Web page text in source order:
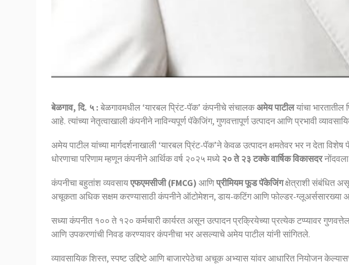
बेळगाव, दि. ५ :बेळगावमधील ‘यारबल प्रिंट-पॅक’ कंपनीचे संचालकअमेय पाटीलयांचा
आहे. त्यांच्या नेतृत्वाखाली कंपनीने नाविन्यपूर्ण पॅकेजिंग, गुणवत्तापूर्ण उत्पादन आणि प्रभावी
अमेय पाटील यांच्या मार्गदर्शनाखाली ‘यारबल प्रिंट-पॅक’ने केवळ उत्पादन क्षमतेवर भर न देता
धोरणाचा परिणाम म्हणून कंपनीने आर्थिक वर्ष २०२५ मध्ये२० ते २३ टक्के वार्षिक विकासदर
कंपनीचा बहुतांश व्यवसायएफएमसीजी (FMCG) आणिप्रीमियम फूड पॅकेजिंगक्षेत्राशी संबंधित
अचूकता अधिक सक्षम करण्यासाठी कंपनीने ऑटोमेशन, डाय-कटिंग आणि फोल्डर-ग्लूअर्ससारख्या
सध्या कंपनीत १०० ते १२० कर्मचारी कार्यरत असून उत्पादन प्रक्रियेच्या प्रत्येक टप्प्यावर गुणवत्तेला
आणि उपकरणांची निवड करण्यावर कंपनीचा भर असल्याचे अमेय पाटील यांनी सांगितले.
व्यावसायिक शिस्त, स्पष्ट उद्दिष्टे आणि बाजारपेठेचा अचूक अभ्यास यांवर आधारित नियोजन